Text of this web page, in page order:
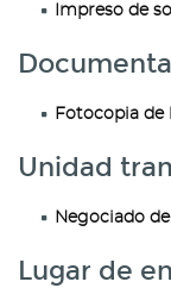
Impreso de
Fotocopia de
Unidad
Negociado
Lugar de